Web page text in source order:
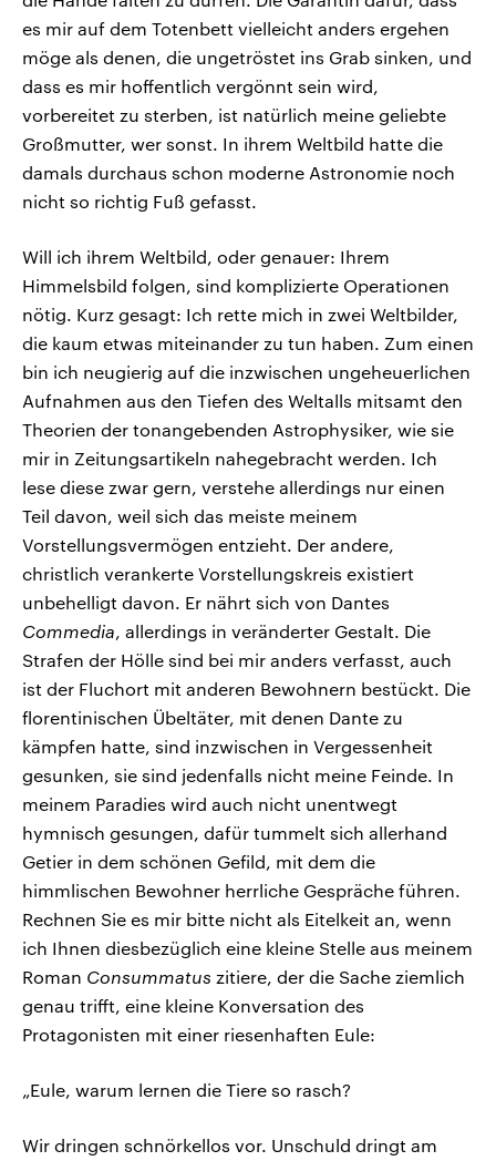
es mir auf dem Totenbett vielleicht anders ergehen
möge als denen, die ungetröstet ins Grab sinken, und
dass es mir hoffentlich vergönnt sein wird,
vorbereitet zu sterben, ist natürlich meine geliebte
Großmutter, wer sonst. In ihrem Weltbild hatte die
damals durchaus schon moderne Astronomie noch
nicht so richtig Fuß gefasst.
Will ich ihrem Weltbild, oder genauer: Ihrem
Himmelsbild folgen, sind komplizierte Operationen
nötig. Kurz gesagt: Ich rette mich in zwei Weltbilder,
die kaum etwas miteinander zu tun haben. Zum einen
bin ich neugierig auf die inzwischen ungeheuerlichen
Aufnahmen aus den Tiefen des Weltalls mitsamt den
Theorien der tonangebenden Astrophysiker, wie sie
mir in Zeitungsartikeln nahegebracht werden. Ich
lese diese zwar gern, verstehe allerdings nur einen
Teil davon, weil sich das meiste meinem
Vorstellungsvermögen entzieht. Der andere,
christlich verankerte Vorstellungskreis existiert
unbehelligt davon. Er nährt sich von Dantes
Commedia, allerdings in veränderter Gestalt. Die
Strafen der Hölle sind bei mir anders verfasst, auch
ist der Fluchort mit anderen Bewohnern bestückt. Die
florentinischen Übeltäter, mit denen Dante zu
kämpfen hatte, sind inzwischen in Vergessenheit
gesunken, sie sind jedenfalls nicht meine Feinde. In
meinem Paradies wird auch nicht unentwegt
hymnisch gesungen, dafür tummelt sich allerhand
Getier in dem schönen Gefild, mit dem die
himmlischen Bewohner herrliche Gespräche führen.
Rechnen Sie es mir bitte nicht als Eitelkeit an, wenn
ich Ihnen diesbezüglich eine kleine Stelle aus meinem
Roman Consummatus zitiere, der die Sache ziemlich
genau trifft, eine kleine Konversation des
Protagonisten mit einer riesenhaften Eule:
„Eule, warum lernen die Tiere so rasch?
Wir dringen schnörkellos vor. Unschuld dringt am